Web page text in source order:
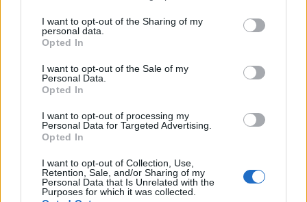
I want to opt-out of the Sharing of my
personal data.
Opted In
I want to opt-out of the Sale of my
Personal Data.
Opted In
I want to opt-out of processing my
Personal Data for Targeted Advertising.
Opted In
I want to opt-out of Collection, Use,
Retention, Sale, and/or Sharing of my
Personal Data that Is Unrelated with the
Purposes for which it was collected.
Ελλάδα
Παραλύει η χώρα από τη 24ωρη απεργία
ΓΣΕΕ και ΑΔΕΔΥ ενάντια στο νέο εργασιακό
νομοσχέδιο
Δημόσιοι υπάλληλοι, γιατροί, εκπαιδευτικοί, δικαστικοί